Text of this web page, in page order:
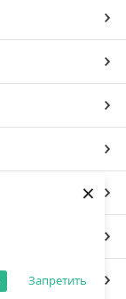
Запретить
×